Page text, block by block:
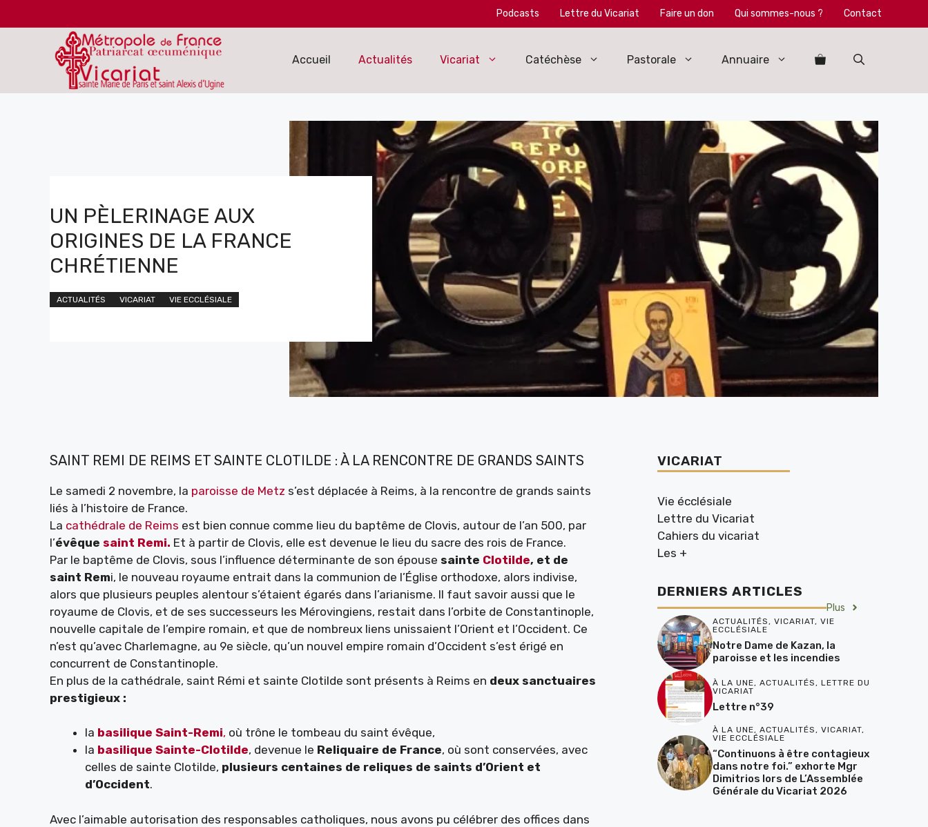
au
Podcasts Lettre du Vicariat Faire un don Qui sommes-nous ? Contact
Accueil Actualités Vicariat Catéchèse Pastorale Annuaire
UN PÈLERINAGE AUX
ORIGINES DE LA FRANCE
CHRÉTIENNE
ACTUALITÉS VICARIAT VIE ECCLÉSIALE
SAINT REMI DE REIMS ET SAINTE CLOTILDE : À LA RENCONTRE DE GRANDS SAINTS
Le samedi 2 novembre, la paroisse de Metz s’est déplacée à Reims, à la rencontre de grands saints
liés à l’histoire de France.
La cathédrale de Reims est bien connue comme lieu du baptême de Clovis, autour de l’an 500, par
l’évêque saint Remi. Et à partir de Clovis, elle est devenue le lieu du sacre des rois de France.
Par le baptême de Clovis, sous l’influence déterminante de son épouse sainte Clotilde, et de
saint Remi, le nouveau royaume entrait dans la communion de l’Église orthodoxe, alors indivise,
alors que plusieurs peuples alentour s’étaient égarés dans l’arianisme. Il faut savoir aussi que le
royaume de Clovis, et de ses successeurs les Mérovingiens, restait dans l’orbite de Constantinople,
nouvelle capitale de l’empire romain, et que de nombreux liens unissaient l’Orient et l’Occident. Ce
n’est qu’avec Charlemagne, au 9e siècle, qu’un nouvel empire romain d’Occident s’est érigé en
concurrent de Constantinople.
En plus de la cathédrale, saint Rémi et sainte Clotilde sont présents à Reims en deux sanctuaires
prestigieux :
la basilique Saint-Remi, où trône le tombeau du saint évêque,
la basilique Sainte-Clotilde, devenue le Reliquaire de France, où sont conservées, avec
celles de sainte Clotilde, plusieurs centaines de reliques de saints d’Orient et
d’Occident.
Avec l’aimable autorisation des responsables catholiques, nous avons pu célébrer des offices dans
VICARIAT
Vie écclésiale
Lettre du Vicariat
Cahiers du vicariat
Les +
DERNIERS ARTICLES
Plus
ACTUALITÉS, VICARIAT, VIE
ECCLÉSIALE
Notre Dame de Kazan, la
paroisse et les incendies
À LA UNE, ACTUALITÉS, LETTRE DU
VICARIAT
Lettre n°39
À LA UNE, ACTUALITÉS, VICARIAT,
VIE ECCLÉSIALE
“Continuons à être contagieux
dans notre foi.” exhorte Mgr
Dimitrios lors de L’Assemblée
Générale du Vicariat 2026